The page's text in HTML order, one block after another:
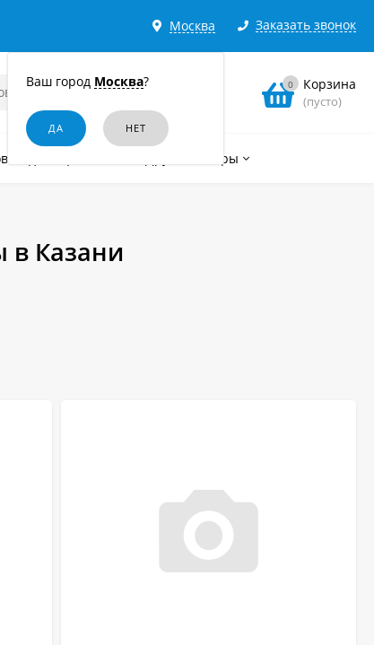
Москва
Ваш город Москва?
Заказать звонок
0 Корзина
(пусто)
диктофоны Другие товары
Казани